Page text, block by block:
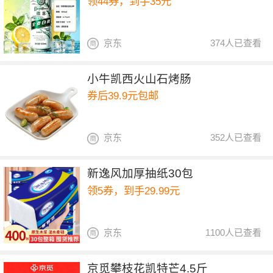
374人已查看
京东
小牛凯西火山石烤肠
券后39.9元包邮
352人已查看
京东
新逸风加厚抽纸30包
领5券，到手29.99元
1100人已查看
京东
京觅攀枝花凯特芒4.5斤